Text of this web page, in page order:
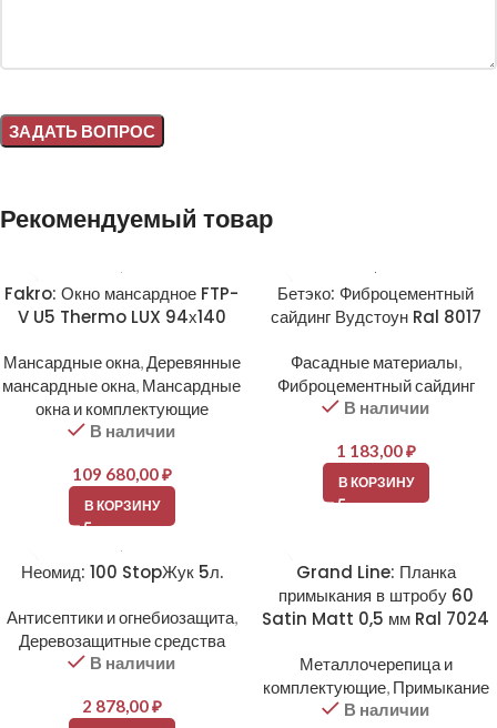
Рекомендуемый товар
Fakro: Окно мансардное FTP-
V U5 Thermo LUX 94х140
Мансардные окна,Деревянные
мансардные окна, Мансардные
окна и комплектующие
В наличии
109 680,00₽
В КОРЗИНУ
Бетэко: Фиброцементный
сайдинг Вудстоун Ral 8017
Фасадные материалы,
Фиброцементный сайдинг
В наличии
1 183,00₽
В КОРЗИНУ
Неомид: 100 StopЖук 5л.
Антисептики и огнебиозащита,
Деревозащитные средства
В наличии
2 878,00₽
Grand Line: Планка
примыкания в штробу 60
Satin Matt 0,5 мм Ral 7024
Металлочерепица и
комплектующие, Примыкание
В наличии